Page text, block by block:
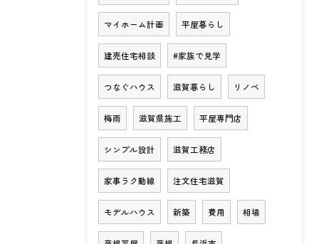
マイホーム計画 平屋暮らし
建売住宅相談 #家族で見学
つなぐハウス 滋賀暮らし リノベ
梅雨 滋賀県施工 平屋専門店
シンプル設計 滋賀工務店
家事ラク動線 注文住宅滋賀
モデルハウス 新築 費用 相場